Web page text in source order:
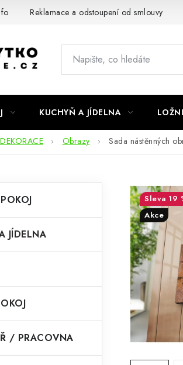
Reklamace a odstoupení od smlouvy
KUCHYŇ A JÍDELNA
Obrazy Sada nástěnných
JÍDELNA
/ PRACOVNA
19
Akce